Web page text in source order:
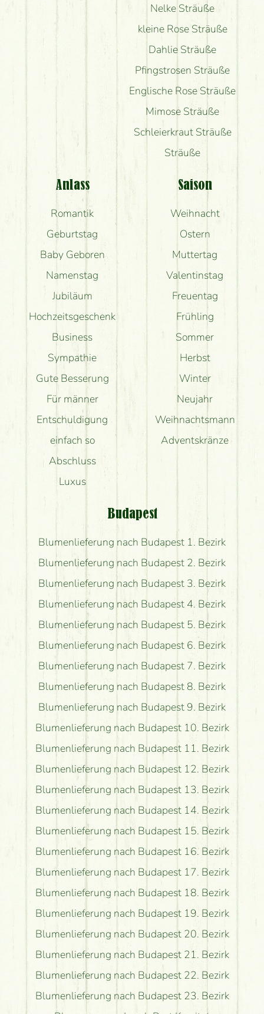
Nelke Sträuße
kleine Rose Sträuße
Dahlie Sträuße
Pfingstrosen Sträuße
Englische Rose Sträuße
Mimose Sträuße
Schleierkraut Sträuße
Sträuße
Anlass
Romantik
Geburtstag
Baby Geboren
Namenstag
Jubiläum
Hochzeitsgeschenk
Business
Sympathie
Gute Besserung
Für männer
Entschuldigung
einfach so
Abschluss
Luxus
Saison
Weihnacht
Ostern
Muttertag
Valentinstag
Freuentag
Frühling
Sommer
Herbst
Winter
Neujahr
Weihnachtsmann
Adventskränze
Budapest
Blumenlieferung nach Budapest 1. Bezirk
Blumenlieferung nach Budapest 2. Bezirk
Blumenlieferung nach Budapest 3. Bezirk
Blumenlieferung nach Budapest 4. Bezirk
Blumenlieferung nach Budapest 5. Bezirk
Blumenlieferung nach Budapest 6. Bezirk
Blumenlieferung nach Budapest 7. Bezirk
Blumenlieferung nach Budapest 8. Bezirk
Blumenlieferung nach Budapest 9. Bezirk
Blumenlieferung nach Budapest 10. Bezirk
Blumenlieferung nach Budapest 11. Bezirk
Blumenlieferung nach Budapest 12. Bezirk
Blumenlieferung nach Budapest 13. Bezirk
Blumenlieferung nach Budapest 14. Bezirk
Blumenlieferung nach Budapest 15. Bezirk
Blumenlieferung nach Budapest 16. Bezirk
Blumenlieferung nach Budapest 17. Bezirk
Blumenlieferung nach Budapest 18. Bezirk
Blumenlieferung nach Budapest 19. Bezirk
Blumenlieferung nach Budapest 20. Bezirk
Blumenlieferung nach Budapest 21. Bezirk
Blumenlieferung nach Budapest 22. Bezirk
Blumenlieferung nach Budapest 23. Bezirk